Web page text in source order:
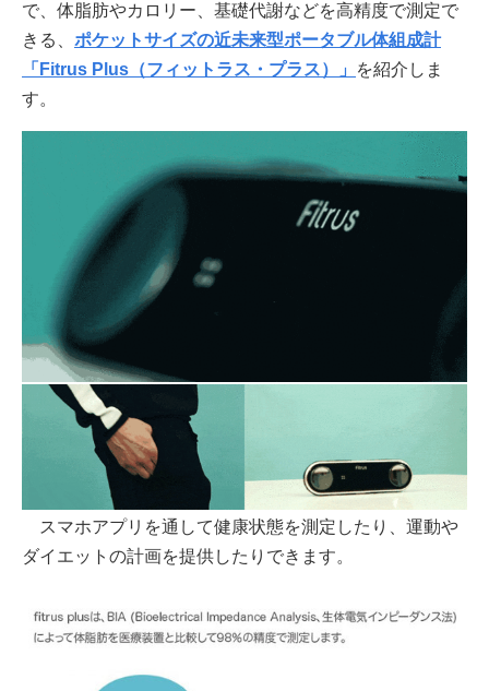
で、体脂肪やカロリー、基礎代謝などを高精度で測定で
きる、 ポケットサイズの近未来型ポータブル体組成計
「Fitrus Plus（フィットラス・プラス）」
を紹介しま
す。
スマホアプリを通して健康状態を測定したり、運動や
ダイエットの計画を提供したりできます。